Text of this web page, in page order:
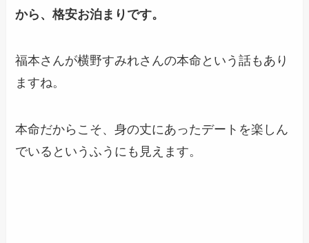
から、格安お泊まりです。
福本さんが横野すみれさんの本命という話もあり
ますね。
本命だからこそ、身の丈にあったデートを楽しん
でいるというふうにも見えます。